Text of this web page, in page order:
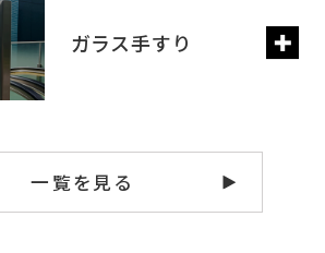
ガラス手すり
一覧を見る